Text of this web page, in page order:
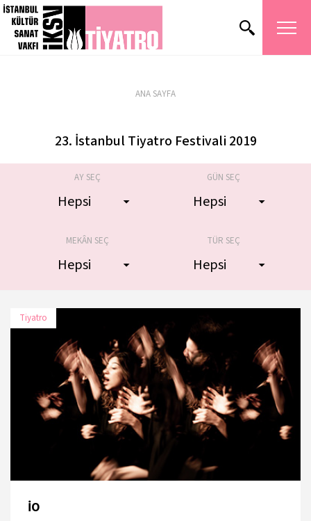
ANA SAYFA
23. İstanbul Tiyatro Festivali 2019
AY SEÇ GÜN SEÇ
MEKÂN SEÇ TÜR SEÇ
Tiyatro
İO
TARİH MEKÂN
14 Kasım 2019 ENKA Oditoryumu
ENKA Oditoryumu